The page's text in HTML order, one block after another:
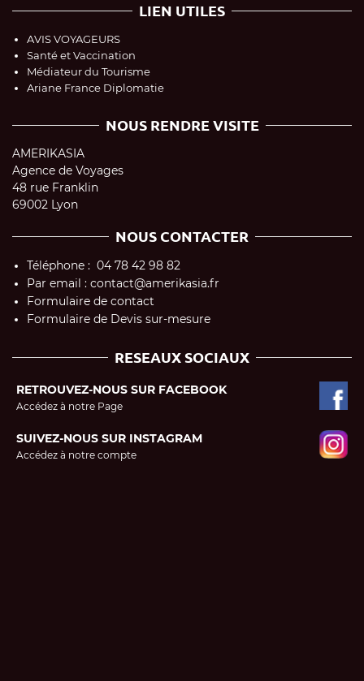
LIEN UTILES
AVIS VOYAGEURS
Santé et Vaccination
Médiateur du Tourisme
Ariane France Diplomatie
NOUS RENDRE VISITE
AMERIKASIA
Agence de Voyages
48 rue Franklin
69002 Lyon
NOUS CONTACTER
Téléphone : 04 78 42 98 82
Par email : contact@amerikasia.fr
Formulaire de contact
Formulaire de Devis sur-mesure
RESEAUX SOCIAUX
RETROUVEZ-NOUS SUR FACEBOOK
Accédez à notre Page
SUIVEZ-NOUS SUR INSTAGRAM
Accédez à notre compte